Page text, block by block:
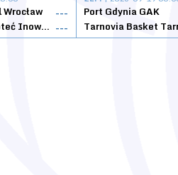
---
KSK Qemetica Noteć Inowrocław ---
Port Gdynia GAK